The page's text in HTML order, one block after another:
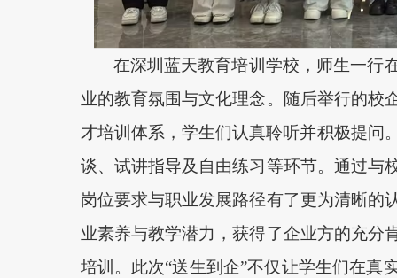
在深圳蓝天教育培训学校，师生一行
业的教育氛围与文化理念。随后举行的校
才培训体系，学生们认真聆听并积极提问
谈、试讲指导及自由练习等环节。通过与
岗位要求与职业发展路径有了更为清晰的
业素养与教学潜力，获得了企业方的充分
培训。此次“送生到企”不仅让学生们在真